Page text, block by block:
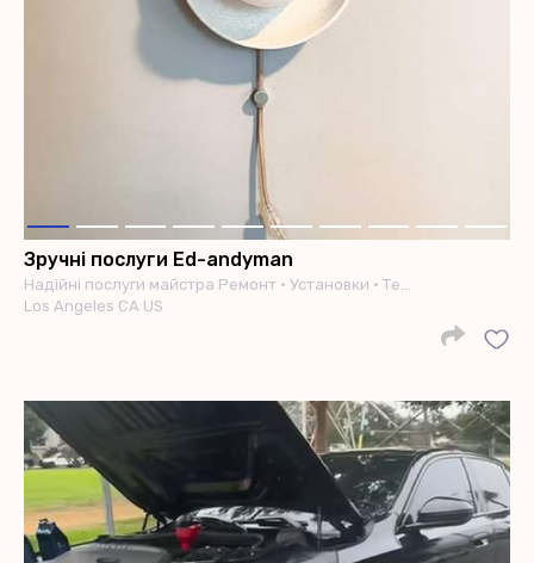
Зручні послуги Ed-andyman
Надійні послуги майстра Ремонт • Установки • Те…
Los Angeles CA US